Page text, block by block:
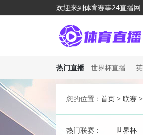
欢迎来到体育赛事24直播网
热门直播 世界杯直播
您的位置： 首页 > 联赛 >
热门联赛： 世界杯